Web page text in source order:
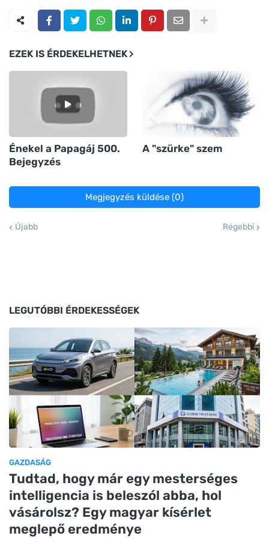
EZEK IS ÉRDEKELHETNEK
Énekel a Papagáj 500.
Bejegyzés
A "szürke" szem
Megjegyzés küldése (0)
Újabb Régebbi
LEGUTÓBBI ÉRDEKESSÉGEK
GAZDASÁG
Tudtad, hogy már egy mesterséges
intelligencia is beleszól abba, hol
vásárolsz? Egy magyar kísérlet
meglepő eredménye